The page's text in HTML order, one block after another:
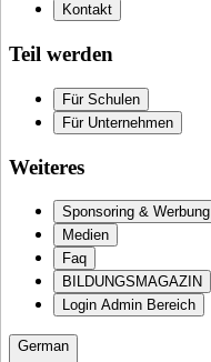
Kontakt
Teil werden
Für Schulen
Für Unternehmen
Weiteres
Sponsoring & Werbung
Medien
Faq
BILDUNGSMAGAZIN
Login Admin Bereich
German